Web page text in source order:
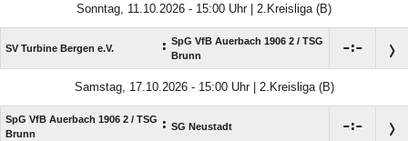
Sonntag, 11.10.2026 - 15:00 Uhr | 2.Kreisliga (B)
SV Turbine Bergen e.V. : SpG VfB Auerbach 1906 2 /​ TSG
Brunn
:
Samstag, 17.10.2026 - 15:00 Uhr | 2.Kreisliga (B)
SpG VfB Auerbach 1906 2 /​ TSG
Brunn
: SG Neustadt :